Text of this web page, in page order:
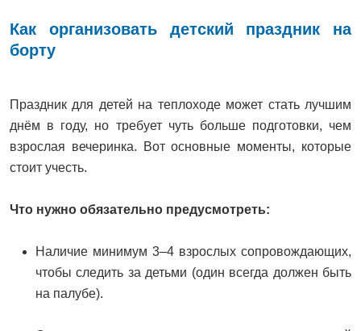
Как организовать детский праздник на
борту
Праздник для детей на теплоходе может стать лучшим
днём в году, но требует чуть больше подготовки, чем
взрослая вечеринка. Вот основные моменты, которые
стоит учесть.
Что нужно обязательно предусмотреть:
Наличие минимум 3–4 взрослых сопровождающих,
чтобы следить за детьми (один всегда должен быть
на палубе).